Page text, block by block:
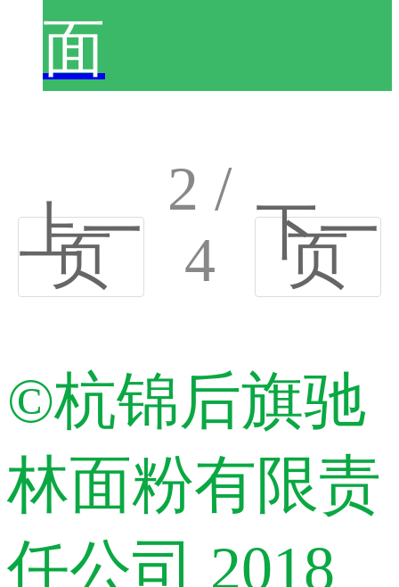
面
上一
页
2 /
4 下一
页
©杭锦后旗驰
林面粉有限责
任公司 2018